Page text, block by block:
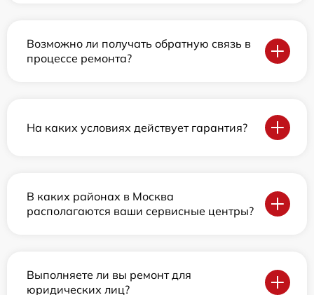
Возможно ли получать обратную связь в
процессе ремонта?
На каких условиях действует гарантия?
В каких районах в Москва
располагаются ваши сервисные центры?
Выполняете ли вы ремонт для
юридических лиц?